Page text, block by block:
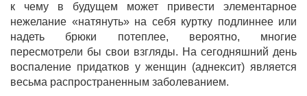
к чему в будущем может привести элементарное
нежелание «натянуть» на себя куртку подлиннее или
надеть брюки потеплее, вероятно, многие
пересмотрели бы свои взгляды. На сегодняшний день
воспаление придатков у женщин (аднексит) является
весьма распространенным заболеванием.